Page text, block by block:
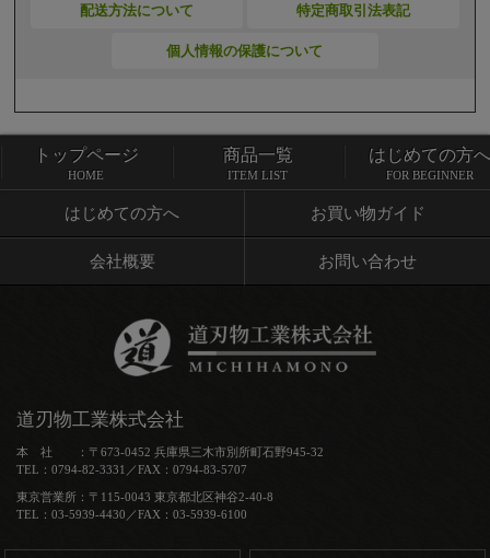
配送方法について 特定商取引法表記
個人情報の保護について
トップページ 商品一覧
はじめての方へ お買い物ガイド
会社概要 お問い合わせ
トップページ
HOME
商品一覧
ITEM LIST
はじめての方へ
FOR BEGINNER
道刃物工業株式会社
本 社 ：〒673-0452 兵庫県三木市別所町石野945-32
TEL：0794-82-3331／FAX：0794-83-5707
東京営業所：〒115-0043 東京都北区神谷2-40-8
TEL：03-5939-4430／FAX：03-5939-6100